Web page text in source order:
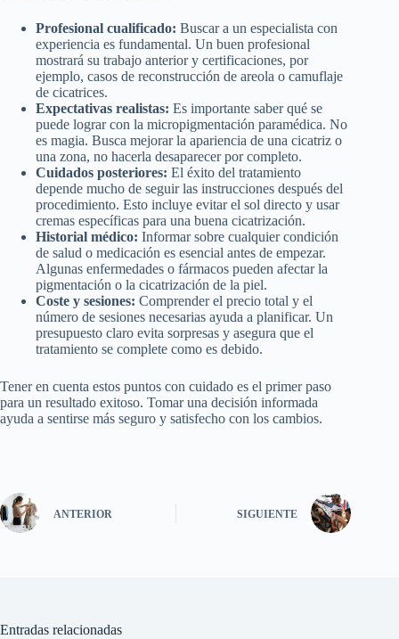
Profesional cualificado: Buscar a un especialista con
experiencia es fundamental. Un buen profesional
mostrará su trabajo anterior y certificaciones, por
ejemplo, casos de reconstrucción de areola o camuflaje
de cicatrices.
Expectativas realistas: Es importante saber qué se
puede lograr con la micropigmentación paramédica. No
es magia. Busca mejorar la apariencia de una cicatriz o
una zona, no hacerla desaparecer por completo.
Cuidados posteriores: El éxito del tratamiento
depende mucho de seguir las instrucciones después del
procedimiento. Esto incluye evitar el sol directo y usar
cremas específicas para una buena cicatrización.
Historial médico: Informar sobre cualquier condición
de salud o medicación es esencial antes de empezar.
Algunas enfermedades o fármacos pueden afectar la
pigmentación o la cicatrización de la piel.
Coste y sesiones: Comprender el precio total y el
número de sesiones necesarias ayuda a planificar. Un
presupuesto claro evita sorpresas y asegura que el
tratamiento se complete como es debido.
Tener en cuenta estos puntos con cuidado es el primer paso
para un resultado exitoso. Tomar una decisión informada
ayuda a sentirse más seguro y satisfecho con los cambios.
ANTERIOR SIGUIENTE
Entradas relacionadas